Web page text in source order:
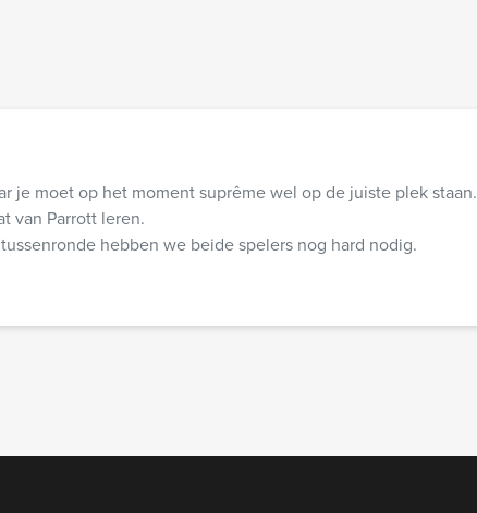
je moet op het moment suprême wel op de juiste plek staan.
van Parrott leren.
hebben we beide spelers nog hard nodig.